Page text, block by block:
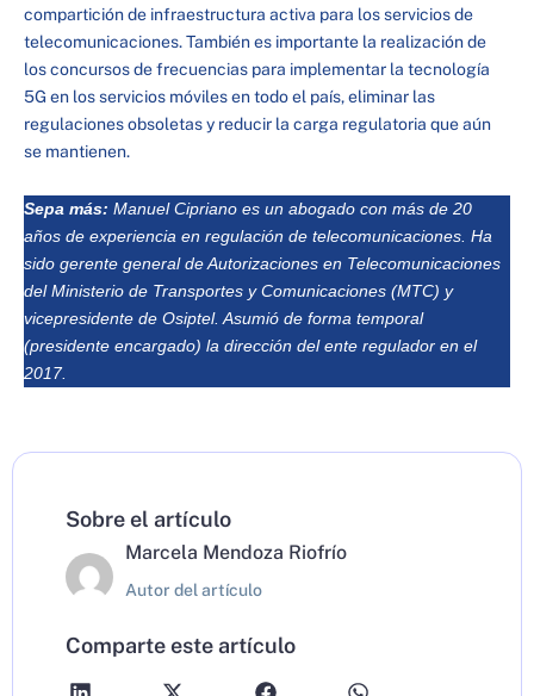
compartición de infraestructura activa para los servicios de
telecomunicaciones. También es importante la realización de
los concursos de frecuencias para implementar la tecnología
5G en los servicios móviles en todo el país, eliminar las
regulaciones obsoletas y reducir la carga regulatoria que aún
se mantienen.
Sepa más: Manuel Cipriano es un abogado con más de 20
años de experiencia en regulación de telecomunicaciones. Ha
sido gerente general de Autorizaciones en Telecomunicaciones
del Ministerio de Transportes y Comunicaciones (MTC) y
vicepresidente de Osiptel. Asumió de forma temporal
(presidente encargado) la dirección del ente regulador en el
2017.
Sobre el artículo
Marcela Mendoza Riofrío
Autor del artículo
Comparte este artículo